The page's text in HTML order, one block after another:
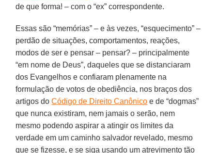
de que forma! – com o “ex” correspondente.
Essas são “memórias” – e às vezes, “esquecimento” –
perdão de situações, comportamentos, reações,
modos de ser e pensar – pensar? – principalmente
“em nome de Deus”, daqueles que se distanciaram
dos Evangelhos e confiaram plenamente na
formulação de votos de obediência, nos braços dos
artigos doCódigo de Direito Canônico e de “dogmas”
que nunca existiram, nem jamais o serão, nem
mesmo podendo aspirar a atingir os limites da
verdade em um caminho salvador revelado, mesmo
que se fizesse, e se siga usando um atrevimento tão